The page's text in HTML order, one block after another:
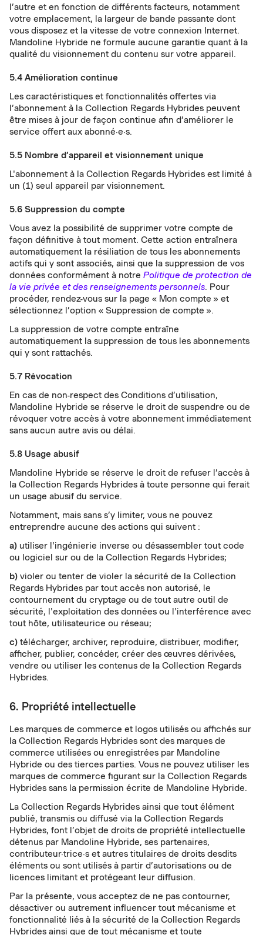
l’autre et en fonction de différents facteurs, notamment
votre emplacement, la largeur de bande passante dont
vous disposez et la vitesse de votre connexion Internet.
Mandoline Hybride ne formule aucune garantie quant à la
qualité du visionnement du contenu sur votre appareil.
5.4 Amélioration continue
Les caractéristiques et fonctionnalités offertes via
l’abonnement à la Collection Regards Hybrides peuvent
être mises à jour de façon continue afin d’améliorer le
service offert aux abonné·e·s.
5.5 Nombre d’appareil et visionnement unique
L'abonnement à la Collection Regards Hybrides est limité à
un (1) seul appareil par visionnement.
5.6 Suppression du compte
Vous avez la possibilité de supprimer votre compte de
façon définitive à tout moment. Cette action entraînera
automatiquement la résiliation de tous les abonnements
actifs qui y sont associés, ainsi que la suppression de vos
données conformément à notre Politique de protection de
la vie privée et des renseignements personnels. Pour
procéder, rendez-vous sur la page « Mon compte » et
sélectionnez l’option « Suppression de compte ».
La suppression de votre compte entraîne
automatiquement la suppression de tous les abonnements
qui y sont rattachés.
5.7 Révocation
En cas de non-respect des Conditions d’utilisation,
Mandoline Hybride se réserve le droit de suspendre ou de
révoquer votre accès à votre abonnement immédiatement
sans aucun autre avis ou délai.
5.8 Usage abusif
Mandoline Hybride se réserve le droit de refuser l’accès à
la Collection Regards Hybrides à toute personne qui ferait
un usage abusif du service.
Notamment, mais sans s’y limiter, vous ne pouvez
entreprendre aucune des actions qui suivent :
a) utiliser l'ingénierie inverse ou désassembler tout code
ou logiciel sur ou de la Collection Regards Hybrides;
b) violer ou tenter de violer la sécurité de la Collection
Regards Hybrides par tout accès non autorisé, le
contournement du cryptage ou de tout autre outil de
sécurité, l'exploitation des données ou l'interférence avec
tout hôte, utilisateurice ou réseau;
c) télécharger, archiver, reproduire, distribuer, modifier,
afficher, publier, concéder, créer des œuvres dérivées,
vendre ou utiliser les contenus de la Collection Regards
Hybrides.
6. Propriété intellectuelle
Les marques de commerce et logos utilisés ou affichés sur
la Collection Regards Hybrides sont des marques de
commerce utilisées ou enregistrées par Mandoline
Hybride ou des tierces parties. Vous ne pouvez utiliser les
marques de commerce figurant sur la Collection Regards
Hybrides sans la permission écrite de Mandoline Hybride.
La Collection Regards Hybrides ainsi que tout élément
publié, transmis ou diffusé via la Collection Regards
Hybrides, font l’objet de droits de propriété intellectuelle
détenus par Mandoline Hybride, ses partenaires,
contributeur·trice·s et autres titulaires de droits desdits
éléments ou sont utilisés à partir d’autorisations ou de
licences limitant et protégeant leur diffusion.
Par la présente, vous acceptez de ne pas contourner,
désactiver ou autrement influencer tout mécanisme et
fonctionnalité liés à la sécurité de la Collection Regards
Hybrides ainsi que de tout mécanisme et toute